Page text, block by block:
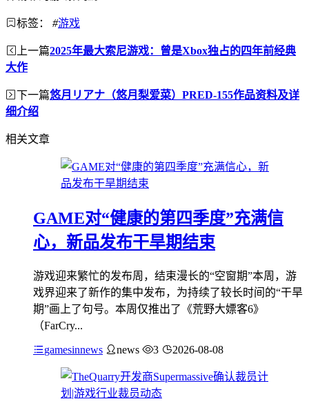
标签： #游戏
上一篇2025年最大索尼游戏：曾是Xbox独占的四年前经典
大作
下一篇悠月リアナ（悠月梨爱菜）PRED-155作品资料及详
细介绍
相关文章
GAME对“健康的第四季度”充满信
心，新品发布干旱期结束
游戏迎来繁忙的发布周，结束漫长的“空窗期”本周，游
戏界迎来了新作的集中发布，为持续了较长时间的“干旱
期”画上了句号。本周仅推出了《荒野大嫖客6》
（FarCry...
gamesinnews news 3 2026-08-08